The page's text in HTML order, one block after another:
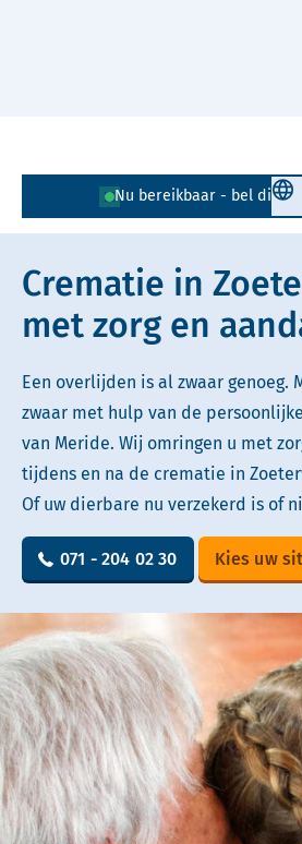
Nu bereikbaar - bel direct!
Lees voor Uitleg woorden
Simpele tekst
Crematie in
met zorg en
Een overlijden is al zwaar genoeg.
zwaar met hulp van de
van Meride. Wij omringen u met
tijdens en na de crematie in
Of uw dierbare nu verzekerd is of
071 - 204 02 30 Kies uw